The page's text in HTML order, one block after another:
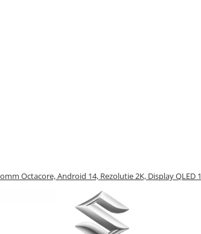
Octacore, Android 14, Rezolutie 2K, Display